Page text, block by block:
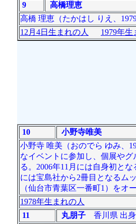
9
高橋理恵
高橋 理恵（たかはし りえ、
12月4日生まれの人
1979年生
10 小野寺唯美
小野寺 唯美（おのでら ゆみ、
なイベントに参加し、個展や
る。2006年11月には自身初と
には宝島社から2冊目となるム
（仙台市青葉区一番町1）をオ
1978年生まれの人
11
丸朋子香川県 出身